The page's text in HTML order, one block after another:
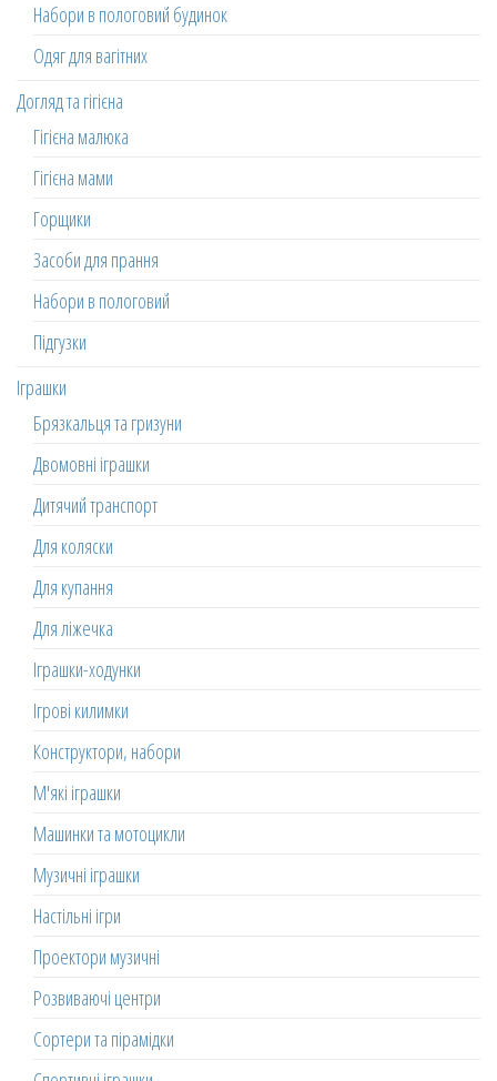
Набори в пологовий будинок
Одяг для вагітних
Догляд та гігієна
Гігієна малюка
Гігієна мами
Горщики
Засоби для прання
Набори в пологовий
Підгузки
Іграшки
Брязкальця та гризуни
Двомовні іграшки
Дитячий транспорт
Для коляски
Для купання
Для ліжечка
Іграшки-ходунки
Ігрові килимки
Конструктори, набори
М'які іграшки
Машинки та мотоцикли
Музичні іграшки
Настільні ігри
Проектори музичні
Розвиваючі центри
Сортери та пірамідки